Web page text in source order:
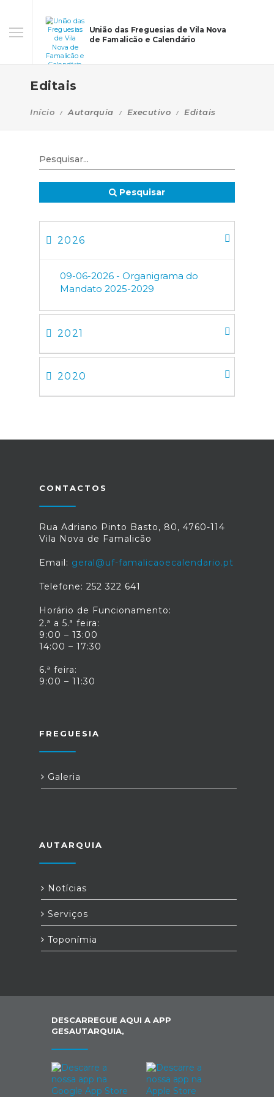
União das Freguesias de Vila Nova
de Famalicão e Calendário
Editais
Início Autarquia Executivo Editais
Pesquisar
2026
09-06-2026 - Organigrama do
Mandato 2025-2029
2021
2020
CONTACTOS
Rua Adriano Pinto Basto, 80, 4760-114
Vila Nova de Famalicão
Email: geral@uf-famalicaoecalendario.pt
Telefone: 252 322 641
Horário de Funcionamento:
2.ª a 5.ª feira:
9:00 – 13:00
14:00 – 17:30
6.ª feira:
9:00 – 11:30
FREGUESIA
Galeria
AUTARQUIA
Notícias
Serviços
Toponímia
DESCARREGUE AQUI A APP
GESAUTARQUIA,